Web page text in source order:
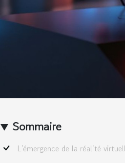
Sommaire
L'émergence de la réalité